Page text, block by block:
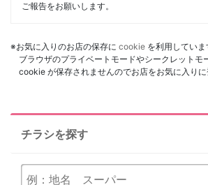
ご報告をお願いします。
※お気に入りのお店の保存に cookie を利用していま
ブラウザのプライベートモードやシークレットモ
cookie が保存されませんのでお店をお気に入りに
チラシを探す